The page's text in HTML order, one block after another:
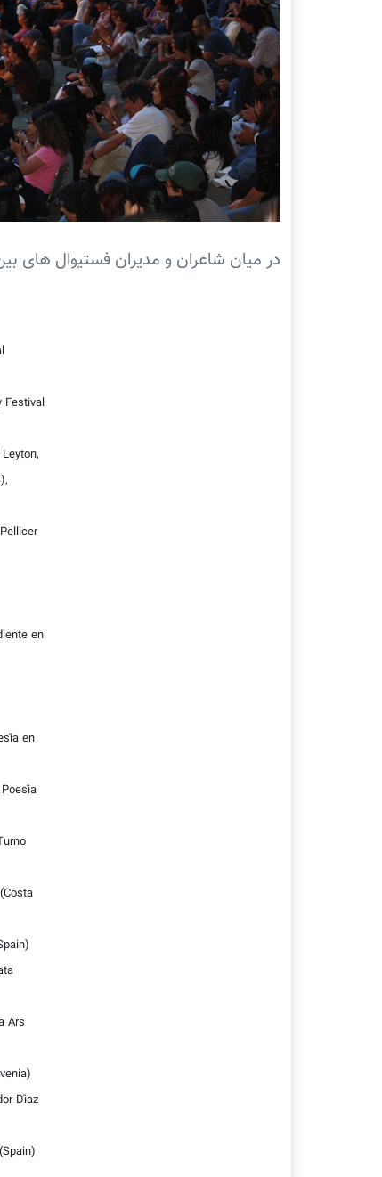
در میان شاعران و مدیران فستیوال های
Festival
en
en
Ars
Díaz